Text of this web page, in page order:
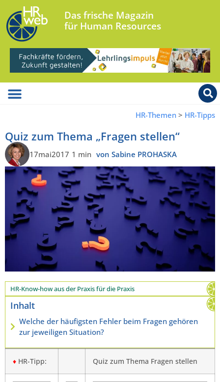
Das frische Magazin
für Human Resources
HR-Themen > HR-Tipps
Quiz zum Thema „Fragen stellen“
17mai2017 1 min von Sabine PROHASKA
HR-Know-how aus der Praxis für die Praxis
Inhalt
Welche der häufigsten Fehler beim Fragen gehören
zur jeweiligen Situation?
♦ HR-Tipp: Quiz zum Thema Fragen stellen